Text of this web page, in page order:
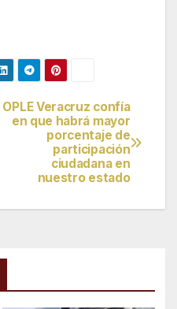
OPLE Veracruz confía
en que habrá mayor
porcentaje de
participación
ciudadana en
nuestro estado